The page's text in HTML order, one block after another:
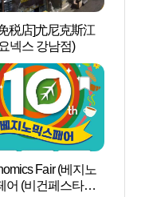
税店]尤尼克斯江
넥스 강남점)
Fair (베지노
어 (비건페스타ㅣ